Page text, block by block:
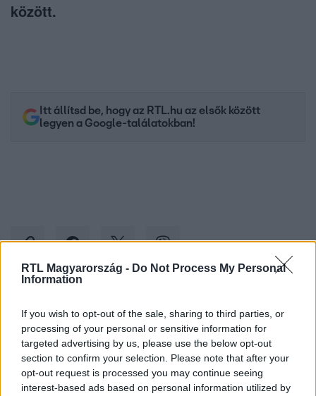
RTL Magyarország - Do Not Process My Personal
Information
If you wish to opt-out of the sale, sharing to third parties, or
processing of your personal or sensitive information for
targeted advertising by us, please use the below opt-out
section to confirm your selection. Please note that after your
opt-out request is processed you may continue seeing
interest-based ads based on personal information utilized by
között.
Itt állítsd be, hogy az RTL.hu az elsők között
legyen a Google-találatokban!
Kövess minket, és értesülj a friss hírekről a
Facebookon is!
Követem